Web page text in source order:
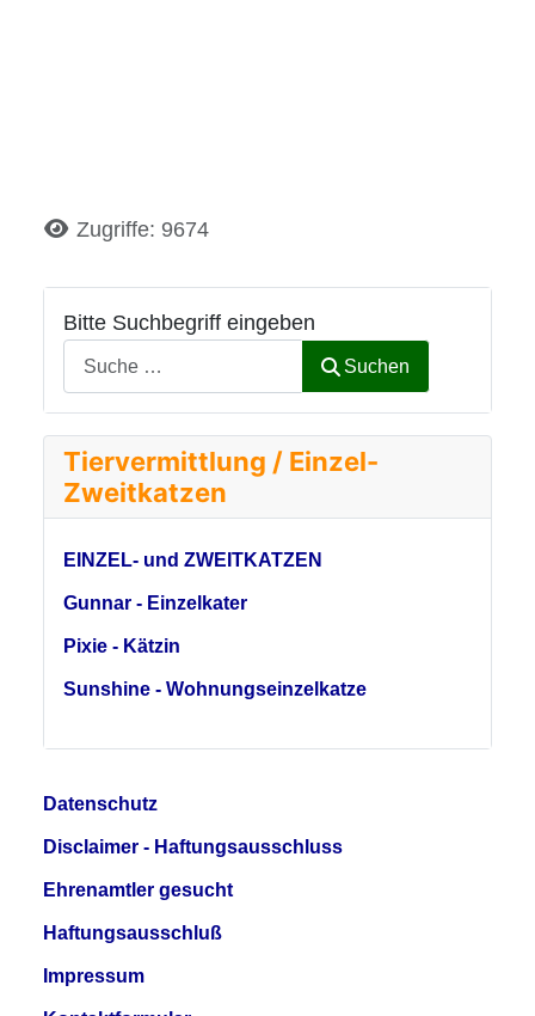
Bitte Suchbegriff eingeben
Suchen
Tiervermittlung / Einzel-
Zweitkatzen
EINZEL- und ZWEITKATZEN
Gunnar - Einzelkater
Pixie - Kätzin
Sunshine - Wohnungseinzelkatze
DetailsZugriffe: 9674
Datenschutz
Disclaimer - Haftungsausschluss
Ehrenamtler gesucht
Haftungsausschluß
Impressum